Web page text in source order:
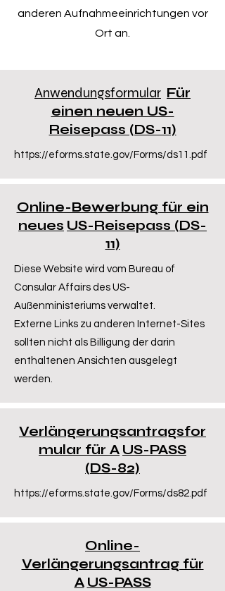
anderen Aufnahmeeinrichtungen vor
Ort an.
Anwendungsformular Für
einen neuen US-
Reisepass (DS-11)
https://eforms.state.gov/Forms/ds11.pdf
Online-Bewerbung für ein
neues US-Reisepass (DS-
11)
Diese Website wird vom Bureau of
Consular Affairs des US-
Außenministeriums verwaltet.
Externe Links zu anderen Internet-Sites
sollten nicht als Billigung der darin
enthaltenen Ansichten ausgelegt
werden.
Verlängerungsantragsfor
mular für A US-PASS
(DS-82)
https://eforms.state.gov/Forms/ds82.pdf
Online-
Verlängerungsantrag für
A US-PASS